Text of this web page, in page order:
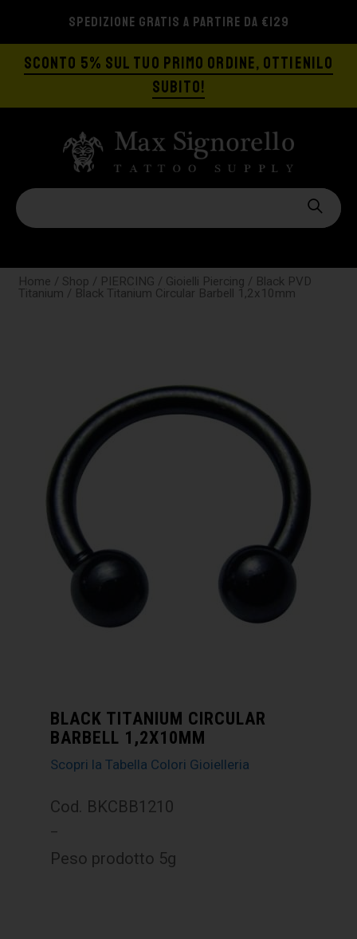
SPEDIZIONE GRATIS A PARTIRE DA €129
SCONTO 5% SUL TUO PRIMO ORDINE, OTTIENILO
SUBITO!
Home / Shop / PIERCING / Gioielli Piercing / Black PVD
Titanium / Black Titanium Circular Barbell 1,2x10mm
BLACK TITANIUM CIRCULAR
BARBELL 1,2X10MM
Scopri la Tabella Colori Gioielleria
Cod. BKCBB1210
–
Peso prodotto 5g